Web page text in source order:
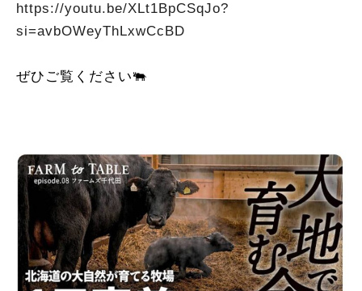
https://youtu.be/XLt1BpCSqJo?
si=avbOWeyThLxwCcBD
ぜひご覧ください🐃